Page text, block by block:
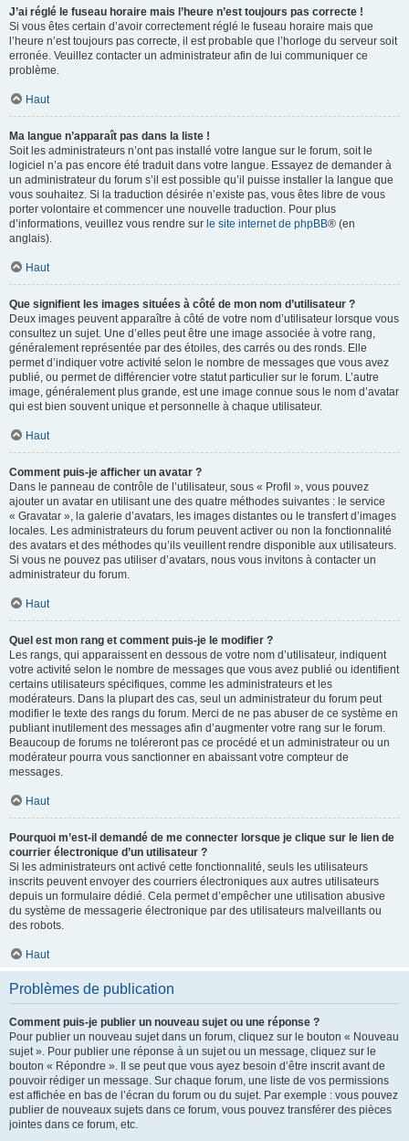
J’ai réglé le fuseau horaire mais l’heure n’est toujours pas correcte !
Si vous êtes certain d’avoir correctement réglé le fuseau horaire mais que
l’heure n’est toujours pas correcte, il est probable que l’horloge du serveur soit
erronée. Veuillez contacter un administrateur afin de lui communiquer ce
problème.
Haut
Ma langue n’apparaît pas dans la liste !
Soit les administrateurs n’ont pas installé votre langue sur le forum, soit le
logiciel n’a pas encore été traduit dans votre langue. Essayez de demander à
un administrateur du forum s’il est possible qu’il puisse installer la langue que
vous souhaitez. Si la traduction désirée n’existe pas, vous êtes libre de vous
porter volontaire et commencer une nouvelle traduction. Pour plus
d’informations, veuillez vous rendre sur le site internet de phpBB® (en
anglais).
Haut
Que signifient les images situées à côté de mon nom d’utilisateur ?
Deux images peuvent apparaître à côté de votre nom d’utilisateur lorsque vous
consultez un sujet. Une d’elles peut être une image associée à votre rang,
généralement représentée par des étoiles, des carrés ou des ronds. Elle
permet d’indiquer votre activité selon le nombre de messages que vous avez
publié, ou permet de différencier votre statut particulier sur le forum. L’autre
image, généralement plus grande, est une image connue sous le nom d’avatar
qui est bien souvent unique et personnelle à chaque utilisateur.
Haut
Comment puis-je afficher un avatar ?
Dans le panneau de contrôle de l’utilisateur, sous « Profil », vous pouvez
ajouter un avatar en utilisant une des quatre méthodes suivantes : le service
« Gravatar », la galerie d’avatars, les images distantes ou le transfert d’images
locales. Les administrateurs du forum peuvent activer ou non la fonctionnalité
des avatars et des méthodes qu’ils veuillent rendre disponible aux utilisateurs.
Si vous ne pouvez pas utiliser d’avatars, nous vous invitons à contacter un
administrateur du forum.
Haut
Quel est mon rang et comment puis-je le modifier ?
Les rangs, qui apparaissent en dessous de votre nom d’utilisateur, indiquent
votre activité selon le nombre de messages que vous avez publié ou identifient
certains utilisateurs spécifiques, comme les administrateurs et les
modérateurs. Dans la plupart des cas, seul un administrateur du forum peut
modifier le texte des rangs du forum. Merci de ne pas abuser de ce système en
publiant inutilement des messages afin d’augmenter votre rang sur le forum.
Beaucoup de forums ne toléreront pas ce procédé et un administrateur ou un
modérateur pourra vous sanctionner en abaissant votre compteur de
messages.
Haut
Pourquoi m’est-il demandé de me connecter lorsque je clique sur le lien de
courrier électronique d’un utilisateur ?
Si les administrateurs ont activé cette fonctionnalité, seuls les utilisateurs
inscrits peuvent envoyer des courriers électroniques aux autres utilisateurs
depuis un formulaire dédié. Cela permet d’empêcher une utilisation abusive
du système de messagerie électronique par des utilisateurs malveillants ou
des robots.
Haut
Problèmes de publication
Comment puis-je publier un nouveau sujet ou une réponse ?
Pour publier un nouveau sujet dans un forum, cliquez sur le bouton « Nouveau
sujet ». Pour publier une réponse à un sujet ou un message, cliquez sur le
bouton « Répondre ». Il se peut que vous ayez besoin d’être inscrit avant de
pouvoir rédiger un message. Sur chaque forum, une liste de vos permissions
est affichée en bas de l’écran du forum ou du sujet. Par exemple : vous pouvez
publier de nouveaux sujets dans ce forum, vous pouvez transférer des pièces
jointes dans ce forum, etc.